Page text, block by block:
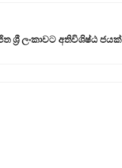
ශ්‍රී ලංකාවට අතිවිශිෂ්ඨ ජයක්